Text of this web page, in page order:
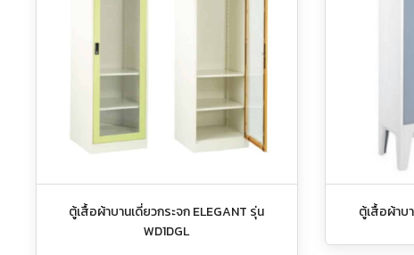
ตู้เสื้อผ้าบานเดี่ยวกระจก ELEGANT รุ่น
WD1DGL
ตู้เสื้อผ้าบ